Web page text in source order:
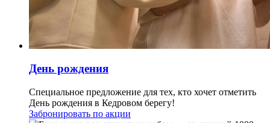
День рождения
Специальное предложение для тех, кто хочет отметить
День рождения в Кедровом берегу!
Забронировать по акции